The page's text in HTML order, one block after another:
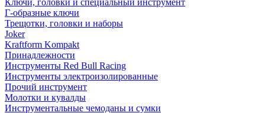
Ключи, головки и специальный инструмент
Г-образные ключи
Трещотки, головки и наборы
Joker
Kraftform Kompakt
Принадлежности
Инструменты Red Bull Racing
Инструменты электроизолированные
Прочий инструмент
Молотки и кувалды
Инструментальные чемоданы и сумки